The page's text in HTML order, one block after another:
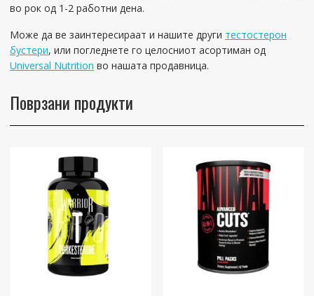
во рок од 1-2 работни дена.
Може да ве заинтересираат и нашите други тестостерон
бустери, или погледнете го целосниот асортиман од
Universal Nutrition во нашата продавница.
Поврзани продукти